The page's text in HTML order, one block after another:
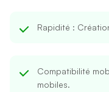
Rapidité :
Compatibilité
mobiles.